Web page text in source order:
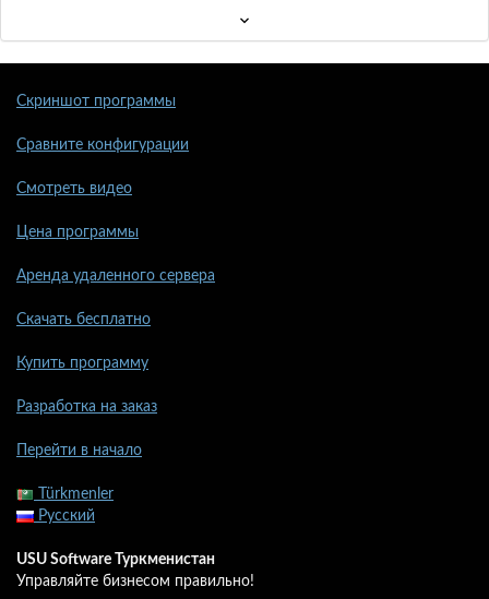
Скриншот программы
Сравните конфигурации
Смотреть видео
Цена программы
Аренда удаленного сервера
Скачать бесплатно
Купить программу
Разработка на заказ
Перейти в начало
Türkmenler
Русский
USU Software Туркменистан
Управляйте бизнесом правильно!